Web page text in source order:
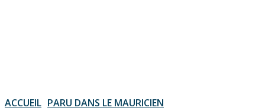
ACCUEIL PARU DANS LE MAURICIEN